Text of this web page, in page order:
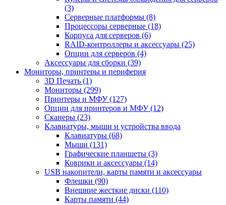
(3)
Серверные платформы (8)
Процессоры серверные (18)
Корпуса для серверов (6)
RAID-контроллеры и аксессуары (25)
Опции для серверов (4)
Аксессуары для сборки (39)
Мониторы, принтеры и периферия
3D Печать (1)
Мониторы (299)
Принтеры и МФУ (127)
Опции для принтеров и МФУ (12)
Сканеры (23)
Клавиатуры, мыши и устройства ввода
Клавиатуры (68)
Мыши (131)
Графические планшеты (3)
Коврики и аксессуары (14)
USB накопители, карты памяти и аксессуары
Флешки (90)
Внешние жесткие диски (110)
Карты памяти (44)